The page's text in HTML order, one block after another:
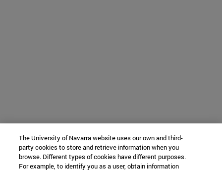
The University of Navarra website uses our own and third-
party cookies to store and retrieve information when you
browse. Different types of cookies have different purposes.
For example, to identify you as a user, obtain information